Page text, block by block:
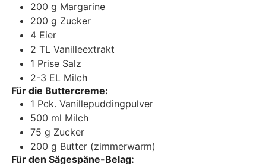
200 g Margarine
200 g Zucker
4 Eier
2 TL Vanilleextrakt
1 Prise Salz
2-3 EL Milch
Für die Buttercreme:
1 Pck. Vanillepuddingpulver
500 ml Milch
75 g Zucker
200 g Butter (zimmerwarm)
Für den Sägespäne-Belag: